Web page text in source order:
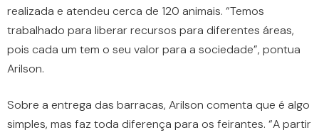
realizada e atendeu cerca de 120 animais. “Temos
trabalhado para liberar recursos para diferentes áreas,
pois cada um tem o seu valor para a sociedade”, pontua
Arilson.
Sobre a entrega das barracas, Arilson comenta que é algo
simples, mas faz toda diferença para os feirantes. “A partir